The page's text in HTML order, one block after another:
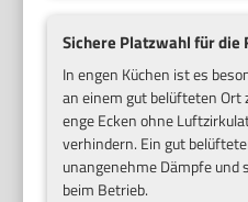
Sichere Platzwahl für die
In engen Küchen ist es
an einem gut belüfteten Ort
enge Ecken ohne
verhindern. Ein gut
unangenehme Dämpfe
beim Betrieb.